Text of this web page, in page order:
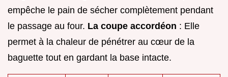
empêche le pain de sécher complètement pendant
le passage au four. La coupe accordéon : Elle
permet à la chaleur de pénétrer au cœur de la
baguette tout en gardant la base intacte.